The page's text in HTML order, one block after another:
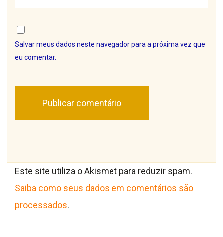
Salvar meus dados neste navegador para a próxima vez que
eu comentar.
Este site utiliza o Akismet para reduzir spam.
Saiba como seus dados em comentários são
processados.